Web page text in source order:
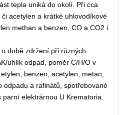
tepla uniká do okolí. Při cca
acetylen a krátké uhlovodíkové
methan a benzen, CO a CO2 i
době zdržení při různých
uhlík odpad, poměr C/H/O v
benzen, acetylen, metan,
odpadu a rafinátů, spotřebované
elektrárnou U Krematoria.